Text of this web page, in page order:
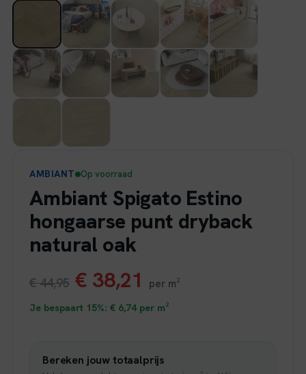
AMBIANT Op voorraad
Ambiant Spigato Estino
hongaarse punt dryback
natural oak
€44,95 Oorspronkelijke
prijs
€ 38,21 Huidige
prijs
per m²
Je bespaart 15%: € 6,74per m²
Bereken jouw totaalprijs